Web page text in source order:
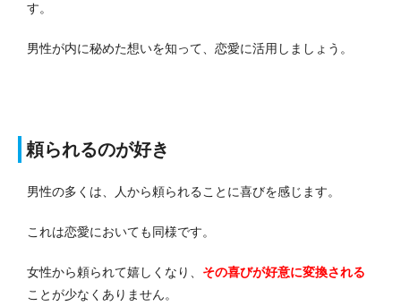
す。
男性が内に秘めた想いを知って、恋愛に活用しましょう。
頼られるのが好き
男性の多くは、人から頼られることに喜びを感じます。
これは恋愛においても同様です。
女性から頼られて嬉しくなり、 その喜びが好意に変換される
ことが少なくありません。